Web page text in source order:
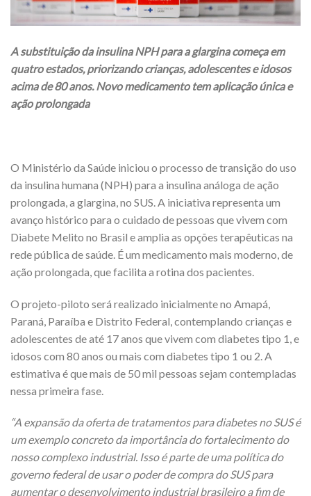
A substituição da insulina NPH para a glargina começa em
quatro estados, priorizando crianças, adolescentes e idosos
acima de 80 anos. Novo medicamento tem aplicação única e
ação prolongada
O Ministério da Saúde iniciou o processo de transição do uso
da insulina humana (NPH) para a insulina análoga de ação
prolongada, a glargina, no SUS. A iniciativa representa um
avanço histórico para o cuidado de pessoas que vivem com
Diabete Melito no Brasil e amplia as opções terapêuticas na
rede pública de saúde. É um medicamento mais moderno, de
ação prolongada, que facilita a rotina dos pacientes.
O projeto-piloto será realizado inicialmente no Amapá,
Paraná, Paraíba e Distrito Federal, contemplando crianças e
adolescentes de até 17 anos que vivem com diabetes tipo 1, e
idosos com 80 anos ou mais com diabetes tipo 1 ou 2. A
estimativa é que mais de 50 mil pessoas sejam contempladas
nessa primeira fase.
“A expansão da oferta de tratamentos para diabetes no SUS é
um exemplo concreto da importância do fortalecimento do
nosso complexo industrial. Isso é parte de uma política do
governo federal de usar o poder de compra do SUS para
aumentar o desenvolvimento industrial brasileiro a fim de